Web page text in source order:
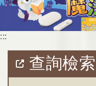
:::
查詢檢索